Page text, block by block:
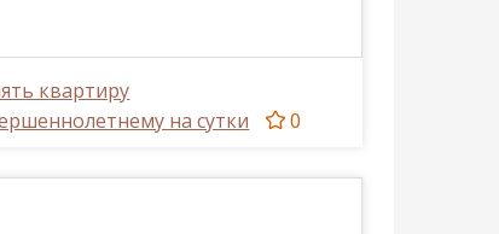
квартиру
на сутки
0